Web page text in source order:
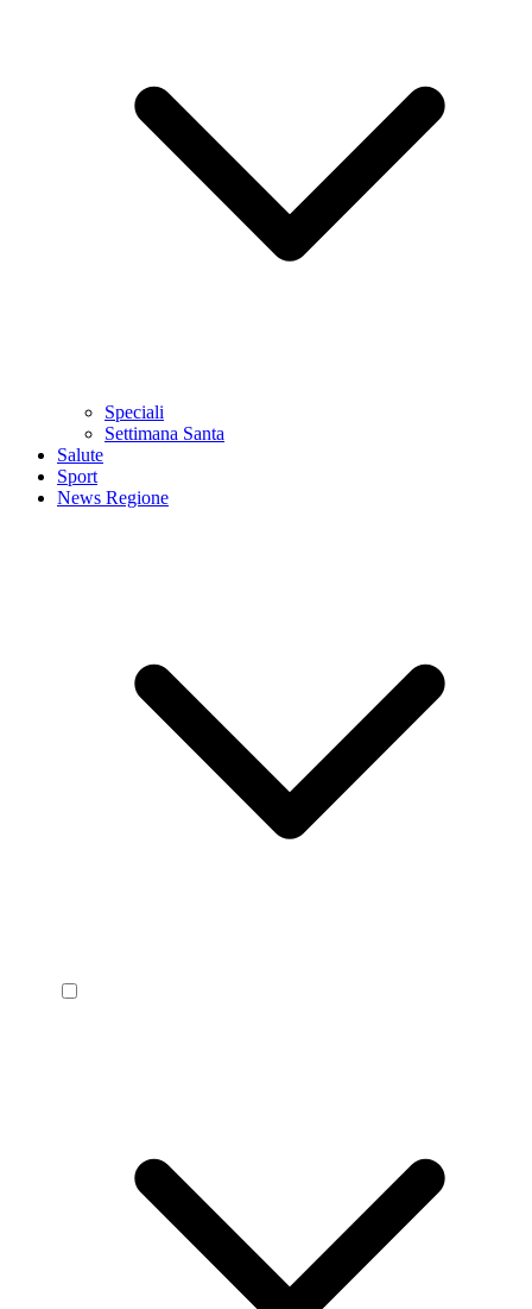
Speciali
Settimana Santa
Salute
Sport
News Regione